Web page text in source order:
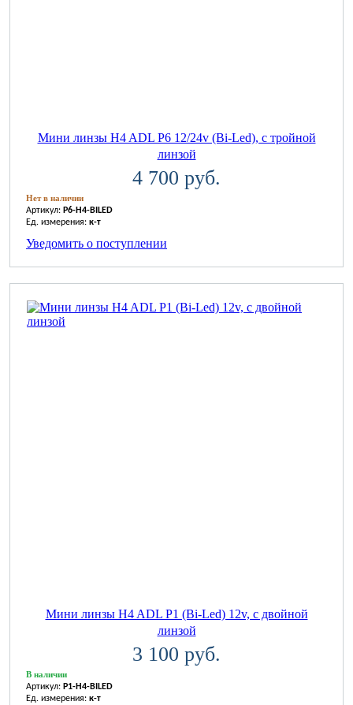
Мини линзы H4 ADL P6 12/24v (Bi-Led), с тройной
линзой
4 700 руб.
Нет в наличии
Артикул: P6-H4-BILED
Ед. измерения: к-т
Уведомить о поступлении
Мини линзы H4 ADL P1 (Bi-Led) 12v, с двойной
линзой
3 100 руб.
В наличии
Артикул: P1-H4-BILED
Ед. измерения: к-т